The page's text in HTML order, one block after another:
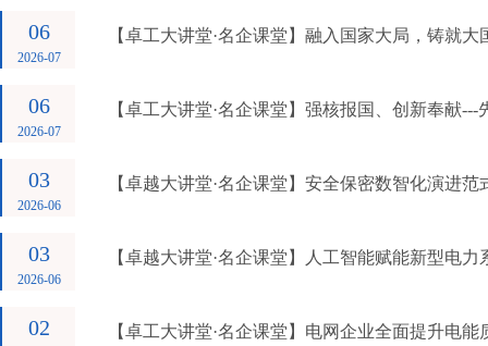
06
2026-07
【卓工大讲堂·名企课堂】融入国家大局，铸就大
06
2026-07
【卓工大讲堂·名企课堂】强核报国、创新奉献
03
2026-06
【卓越大讲堂·名企课堂】安全保密数智化演进
03
2026-06
【卓越大讲堂·名企课堂】人工智能赋能新型电
02 【卓工大讲堂·名企课堂】电网企业全面提升电